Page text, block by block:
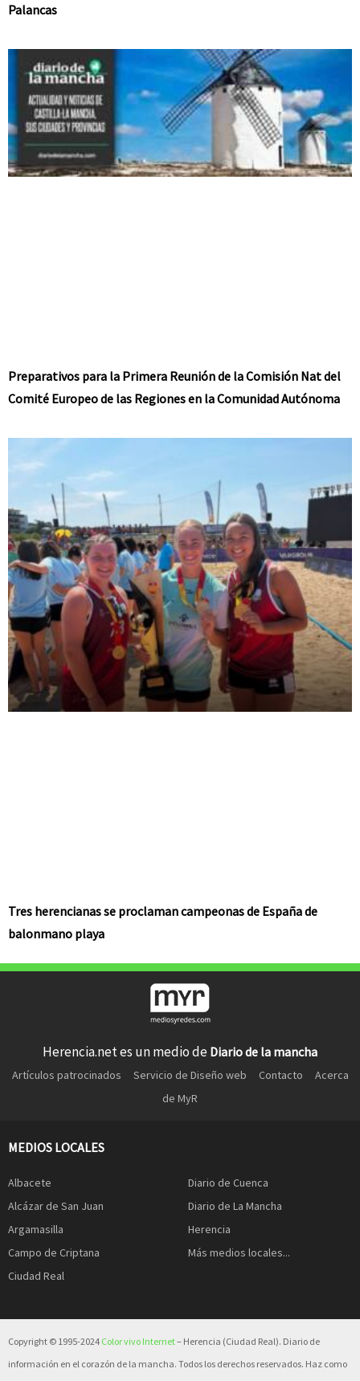
Palancas
Preparativos para la Primera Reunión de la Comisión Nat del
Comité Europeo de las Regiones en la Comunidad Autónoma
Tres herencianas se proclaman campeonas de España de
balonmano playa
Herencia.net es un medio de Diario de la mancha
Artículos patrocinados Servicio de Diseño web Contacto
Acerca
de MyR
MEDIOS LOCALES
Albacete
Alcázar de San Juan
Argamasilla
Campo de Criptana
Ciudad Real
Diario de Cuenca
Diario de La Mancha
Herencia
Más medios locales...
Copyright © 1995-2024 Color vivo Internet– Herencia (Ciudad Real). Diario de
información en el corazón de la mancha. Todos los derechos reservados. Haz como